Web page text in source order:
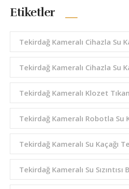
Etiketler
Tekirdağ Kameralı Cihazla Su
Tekirdağ Kameralı Cihazla Su
Tekirdağ Kameralı Klozet
Tekirdağ Kameralı Robotla Su
Tekirdağ Kameralı Su Kaçağı
Tekirdağ Kameralı Su Sızıntısı